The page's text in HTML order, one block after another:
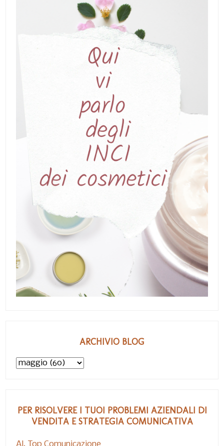
ARCHIVIO BLOG
PER RISOLVERE I TUOI PROBLEMI AZIENDALI DI
VENDITA E STRATEGIA COMUNICATIVA